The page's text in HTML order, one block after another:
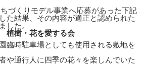
づくりモデル事業へ応募があった下記
た結果、その内容が適正と認められた
した。
植樹・花を愛する会
臨時駐車場としても使用される敷地を
や通行人に四季の花々を楽しんでいた